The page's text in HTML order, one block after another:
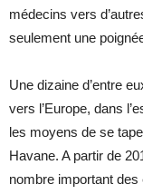
médecins vers
seulement une
Une dizaine d’entre
vers l’Europe, dans
les moyens de se
Havane. A partir de
nombre important